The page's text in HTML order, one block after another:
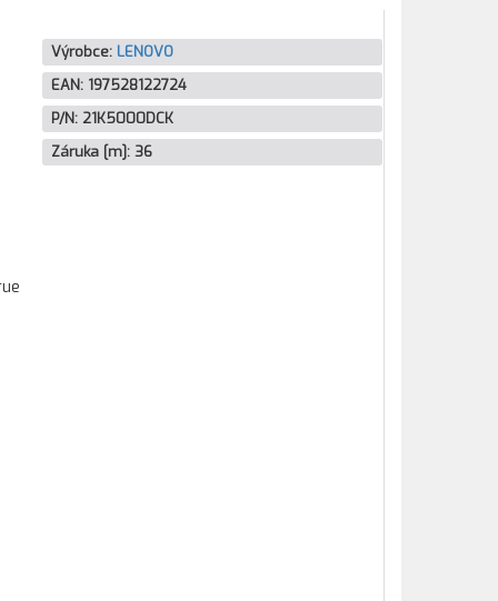
Výrobce: LENOVO
EAN: 197528122724
P/N: 21K5000DCK
Záruka [m]: 36